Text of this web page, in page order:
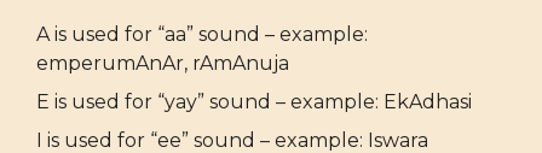
A is used for “aa” sound – example:
emperumAnAr, rAmAnuja
E is used for “yay” sound – example: EkAdhasi
I is used for “ee” sound – example: Iswara